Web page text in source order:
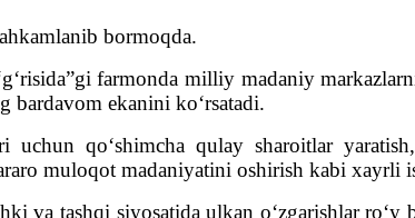
bormoqda.
farmonda milliy madaniy
bardavom ekanini ko‘rsatadi.
uchun qo‘shimcha qulay sharoitlar
muloqot madaniyatini oshirish kabi xayrli
va tashqi siyosatida ulkan o‘zgarishlar